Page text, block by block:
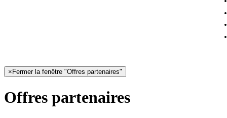
× Fermer la fenêtre "Offres partenaires"
Offres partenaires